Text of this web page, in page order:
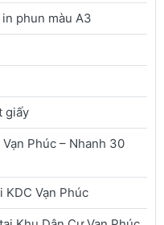
phun màu A3
giấy
Phúc – Nhanh 30
KDC Vạn Phúc